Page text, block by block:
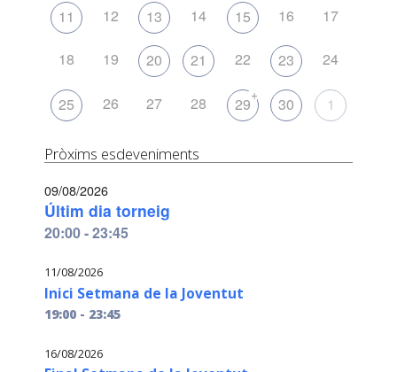
11 12 13 14 15 16 17
18 19 20 21 22 23 24
25 26 27 28 29+ 30 1
Pròxims esdeveniments
09/08/2026
Últim dia torneig
20:00 - 23:45
11/08/2026
Inici Setmana de la Joventut
19:00 - 23:45
16/08/2026